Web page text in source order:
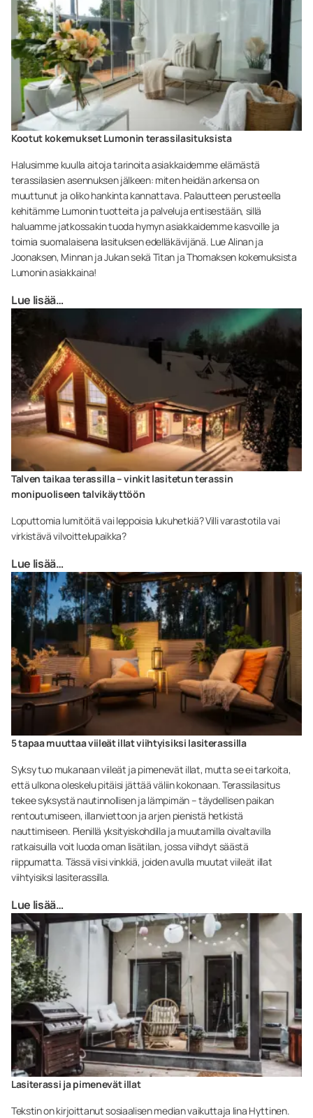
Kootut kokemukset Lumonin terassilasituksista
Halusimme kuulla aitoja tarinoita asiakkaidemme elämästä
terassilasien asennuksen jälkeen: miten heidän arkensa on
muuttunut ja oliko hankinta kannattava. Palautteen perusteella
kehitämme Lumonin tuotteita ja palveluja entisestään, sillä
haluamme jatkossakin tuoda hymyn asiakkaidemme kasvoille ja
toimia suomalaisena lasituksen edelläkävijänä. Lue Alinan ja
Joonaksen, Minnan ja Jukan sekä Titan ja Thomaksen kokemuksista
Lumonin asiakkaina!
Lue lisää…
Talven taikaa terassilla – vinkit lasitetun terassin
monipuoliseen talvikäyttöön
Loputtomia lumitöitä vai leppoisia lukuhetkiä? Villi varastotila vai
virkistävä vilvoittelupaikka?
Lue lisää…
5 tapaa muuttaa viileät illat viihtyisiksi lasiterassilla
Syksy tuo mukanaan viileät ja pimenevät illat, mutta se ei tarkoita,
että ulkona oleskelu pitäisi jättää väliin kokonaan. Terassilasitus
tekee syksystä nautinnollisen ja lämpimän – täydellisen paikan
rentoutumiseen, illanviettoon ja arjen pienistä hetkistä
nauttimiseen. Pienillä yksityiskohdilla ja muutamilla oivaltavilla
ratkaisuilla voit luoda oman lisätilan, jossa viihdyt säästä
riippumatta. Tässä viisi vinkkiä, joiden avulla muutat viileät illat
viihtyisiksi lasiterassilla.
Lue lisää…
Lasiterassi ja pimenevät illat
Tekstin on kirjoittanut sosiaalisen median vaikuttaja Iina Hyttinen.